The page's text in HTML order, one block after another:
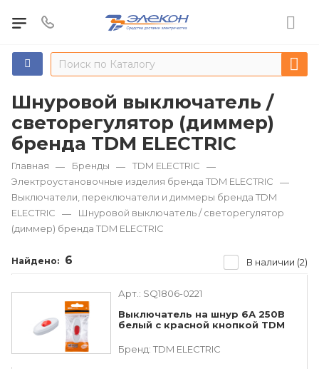
Шнуровой выключатель /
светорегулятор (диммер)
бренда TDM ЕLECTRIC
Главная — Бренды — TDM ЕLECTRIC
—
Электроустановочные изделия бренда TDM ЕLECTRIC
—
Выключатели, переключатели и диммеры бренда TDM
ЕLECTRIC
—
Шнуровой выключатель / светорегулятор
(диммер) бренда TDM ЕLECTRIC
Найдено: 6 В наличии (2)
Арт.: SQ1806-0221
Выключатель на шнур 6А 250В
белый с красной кнопкой TDM
Бренд: TDM ЕLECTRIC